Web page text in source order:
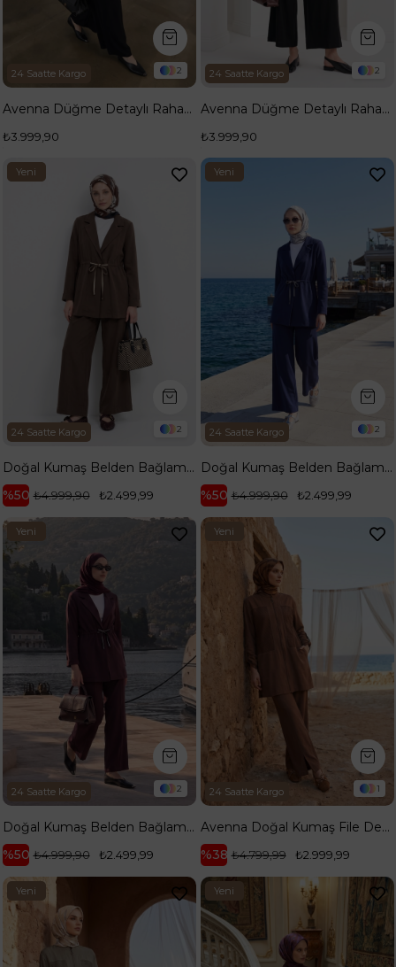
2
24 Saatte Kargo
Avenna Düğme Detaylı Rahat Kesim İkili Takım Ekru 26YA655
₺3.999,90
2
24 Saatte Kargo
Avenna Düğme Detaylı Rahat Kesim İkili Takım Siyah 26YA655
₺3.999,90
2
24 Saatte Kargo
Yeni
Doğal Kumaş Belden Bağlamalı Ceket ve Bol Paça Pantolonlu Rahat Kalıp İkili Takım Kahverengi 26YA630
%50
₺2.499,99
₺4.999,90
2
24 Saatte Kargo
Yeni
Doğal Kumaş Belden Bağlamalı Ceket ve Bol Paça Pantolonlu Rahat Kalıp İkili Takım Lacivert 26YA630
%50
₺2.499,99
₺4.999,90
2
24 Saatte Kargo
Yeni
Ürün
Doğal Kumaş Belden Bağlamalı Ceket ve Bol Paça Pantolonlu Rahat Kalıp İkili Takım Mürdüm 26YA630
%50
₺2.499,99
₺4.999,90
1
24 Saatte Kargo
Yeni
Avenna Doğal Kumaş File Detaylı Tam Boy Fermuarlı Cepli Tunik ve Pantolonlu İkili Takım Tarçın 26YA632
%38
₺2.999,99
₺4.799,99
Yeni
Ürün
Yeni
Ürün